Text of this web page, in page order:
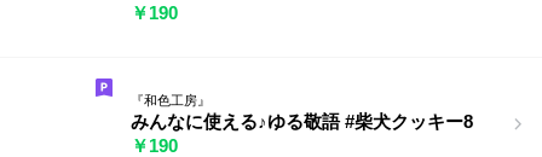
￥190
『和色工房』
みんなに使える♪ゆる敬語 #柴犬クッキー8
￥190